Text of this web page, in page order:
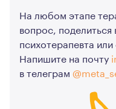
На любом этапе
вопрос,
психотерапевта
Напишите на почту
в телеграм